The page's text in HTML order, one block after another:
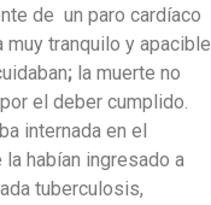
de un paro cardíaco
tranquilo y apacible
; la muerte no
el deber cumplido.
internada en el
habían ingresado a
tuberculosis,